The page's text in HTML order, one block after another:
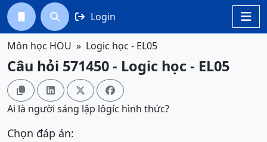

  Login
Môn học HOU Logic học - EL05
Câu hỏi 571450 - Logic học - EL05
   
Ai là người sáng lập lôgíc hình thức?
Chọn đáp án: